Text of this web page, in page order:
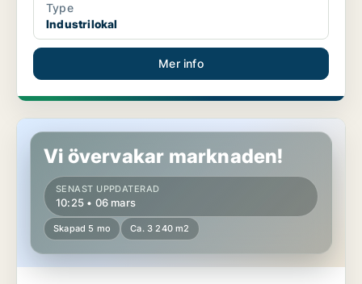
Type
Industrilokal
Mer info
Industrilokal i Kristianstad
Vi övervakar marknaden!
SENAST UPPDATERAD
10:25 • 06 mars
Skapad 5 mo Ca. 3 240 m2